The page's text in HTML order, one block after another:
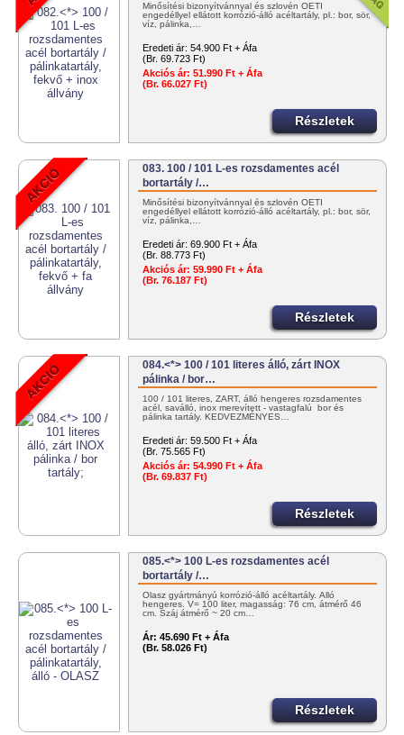
Minősítési bizonyítvánnyal és szlovén OÉTI
engedéllyel ellátott korrózió-álló acéltartály, pl.: bor, sör,
víz, pálinka,…
Eredeti ár: 54.900 Ft + Áfa
(Br. 69.723 Ft)
Akciós ár: 51.990 Ft + Áfa
(Br. 66.027 Ft)
Részletek
083. 100 / 101 L-es rozsdamentes acél
bortartály /…
Minősítési bizonyítvánnyal és szlovén OÉTI
engedéllyel ellátott korrózió-álló acéltartály, pl.: bor, sör,
víz, pálinka,…
Eredeti ár: 69.900 Ft + Áfa
(Br. 88.773 Ft)
Akciós ár: 59.990 Ft + Áfa
(Br. 76.187 Ft)
Részletek
084.<*> 100 / 101 literes álló, zárt INOX
pálinka / bor…
100 / 101 literes, ZÁRT, álló hengeres rozsdamentes
acél, saválló, inox merevített - vastagfalú bor és
pálinka tartály. KEDVEZMÉNYES…
Eredeti ár: 59.500 Ft + Áfa
(Br. 75.565 Ft)
Akciós ár: 54.990 Ft + Áfa
(Br. 69.837 Ft)
Részletek
085.<*> 100 L-es rozsdamentes acél
bortartály /…
Olasz gyártmányú korrózió-álló acéltartály. Álló
hengeres. V= 100 liter, magasság: 76 cm, átmérő 46
cm. Száj átmérő ~ 20 cm…
Ár: 45.690 Ft + Áfa
(Br. 58.026 Ft)
Részletek